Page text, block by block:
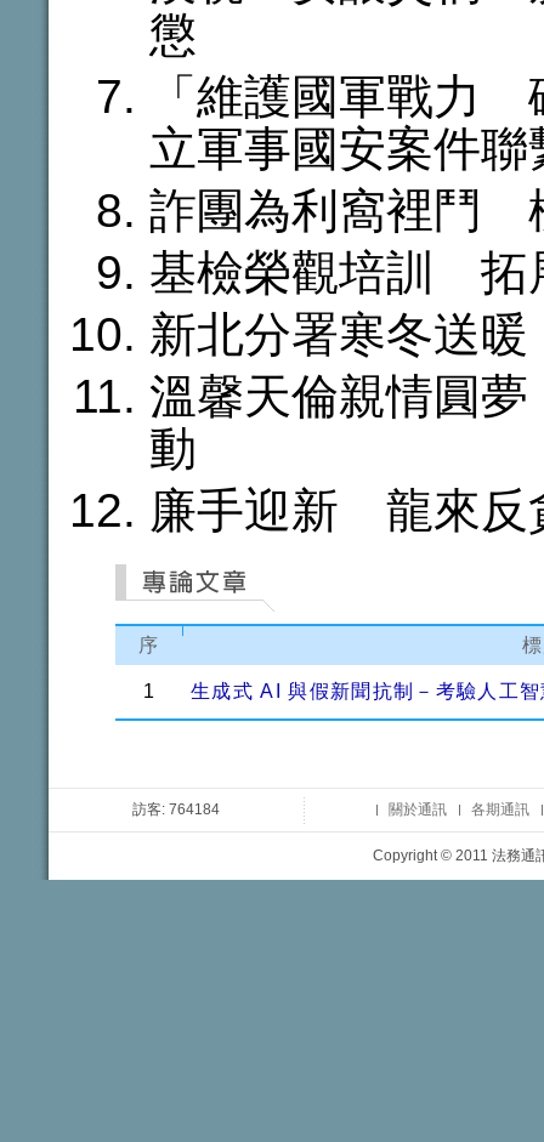
懲
「維護國軍戰力
立軍事國安案件聯
詐團為利窩裡鬥
基檢榮觀培訓 拓
新北分署寒冬送
溫馨天倫親情圓
動
廉手迎新 龍來反
序
1 生成式 AI 與假新聞抗制－考驗人工
訪客: 764184 關於通訊 各期通訊
Copyright © 2011 法務